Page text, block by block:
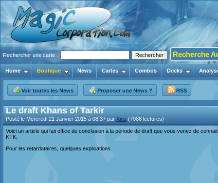
Rechercher une carte : Recherche
Home Boutique News Cartes Combos Decks
Voir toutes les News Proposer une News ? RSS
Le draft Khans of Tarkir
Posté le Mercredi 21 Janvier 2015 à 08:37 par Xins (7086 lectures)
Voici un article qui fait office de conclusion à la période de draft que vous venez de
KTK.
Pour les retardataires, quelques explications.